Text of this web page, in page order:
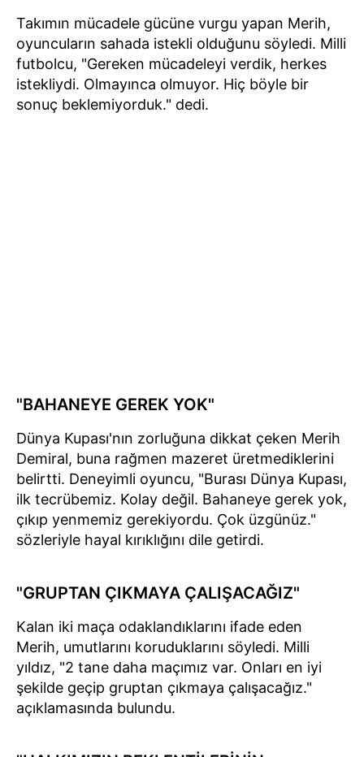
Takımın mücadele gücüne vurgu yapan Merih,
oyuncuların sahada istekli olduğunu söyledi. Milli
futbolcu, "Gereken mücadeleyi verdik, herkes
istekliydi. Olmayınca olmuyor. Hiç böyle bir
sonuç beklemiyorduk." dedi.
"BAHANEYE GEREK YOK"
Dünya Kupası'nın zorluğuna dikkat çeken Merih
Demiral, buna rağmen mazeret üretmediklerini
belirtti. Deneyimli oyuncu, "Burası Dünya Kupası,
ilk tecrübemiz. Kolay değil. Bahaneye gerek yok,
çıkıp yenmemiz gerekiyordu. Çok üzgünüz."
sözleriyle hayal kırıklığını dile getirdi.
"GRUPTAN ÇIKMAYA ÇALIŞACAĞIZ"
Kalan iki maça odaklandıklarını ifade eden
Merih, umutlarını koruduklarını söyledi. Milli
yıldız, "2 tane daha maçımız var. Onları en iyi
şekilde geçip gruptan çıkmaya çalışacağız."
açıklamasında bulundu.